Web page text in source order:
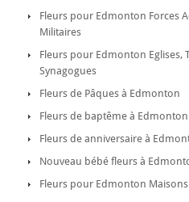
Fleurs pour Edmonton Forces
Militaires
Fleurs pour Edmonton Eglises,
Synagogues
Fleurs de Pâques à Edmonton
Fleurs de baptême à Edmonton
Fleurs de anniversaire à
Nouveau bébé fleurs à
Fleurs pour Edmonton